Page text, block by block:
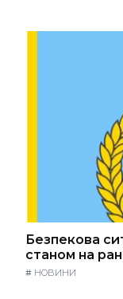
Безпекова
станом на
# НОВИНИ